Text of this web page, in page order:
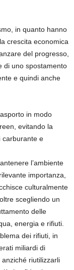
in quanto hanno
crescita economica
del progresso,
di uno spostamento
e quindi anche
in modo
evitando la
carburante e
l’ambiente
importanza,
culturalmente
scegliendo un
delle
energia e rifiuti.
dei rifiuti, in
miliardi di
riutilizzarli